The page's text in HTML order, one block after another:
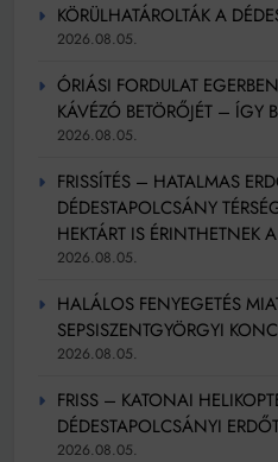
KÖRÜLHATÁROLTÁK A
2026.08.05.
ÓRIÁSI FORDULAT
KÁVÉZÓ BETÖRŐJÉT – ÍGY
2026.08.05.
FRISSÍTÉS – HATALMAS
DÉDESTAPOLCSÁNY
HEKTÁRT IS ÉRINTHETNEK
2026.08.05.
HALÁLOS FENYEGETÉS
SEPSISZENTGYÖRGYI
2026.08.05.
FRISS – KATONAI
DÉDESTAPOLCSÁNYI
2026.08.05.